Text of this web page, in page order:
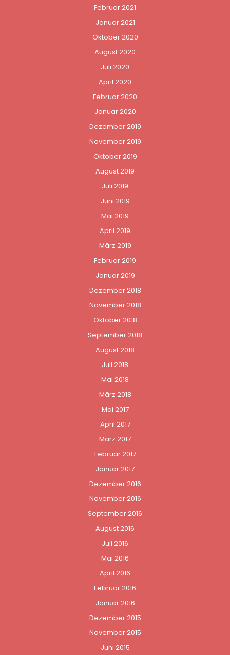
Februar 2021
Januar 2021
Oktober 2020
August 2020
Juli 2020
April 2020
Februar 2020
Januar 2020
Dezember 2019
November 2019
Oktober 2019
August 2019
Juli 2019
Juni 2019
Mai 2019
April 2019
März 2019
Februar 2019
Januar 2019
Dezember 2018
November 2018
Oktober 2018
September 2018
August 2018
Juli 2018
Mai 2018
März 2018
Mai 2017
April 2017
März 2017
Februar 2017
Januar 2017
Dezember 2016
November 2016
September 2016
August 2016
Juli 2016
Mai 2016
April 2016
Februar 2016
Januar 2016
Dezember 2015
November 2015
Juni 2015